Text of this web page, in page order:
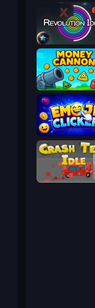
Revolution Idle X
Money Cannon
Emoji Clickers
Crash Test Idle